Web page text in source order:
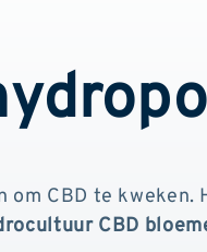
om CBD te
CBD